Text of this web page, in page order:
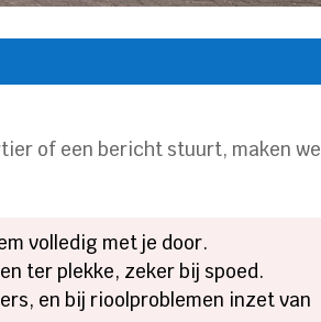
of een bericht stuurt, maken we
volledig met je door.
ter plekke, zeker bij spoed.
en bij rioolproblemen inzet van